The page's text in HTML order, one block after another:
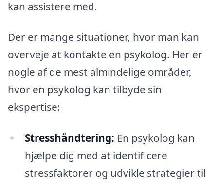
kan assistere med.
Der er mange situationer, hvor man kan
overveje at kontakte en psykolog. Her er
nogle af de mest almindelige områder,
hvor en psykolog kan tilbyde sin
ekspertise:
Stresshåndtering: En psykolog kan
hjælpe dig med at identificere
stressfaktorer og udvikle strategier til